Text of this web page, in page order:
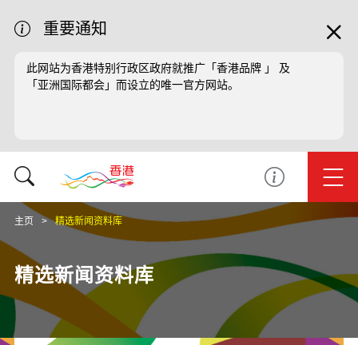
重要通知
此网站为香港特别行政区政府就推广「香港品牌 」 及
「亚洲国际都会」而设立的唯一官方网站。
主页 精选新闻资料库
精选新闻资料库